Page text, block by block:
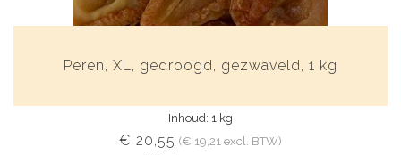
Peren, XL, gedroogd, gezwaveld, 1 kg
Inhoud: 1 kg
€ 20,55 (€ 19,21 excl. BTW)